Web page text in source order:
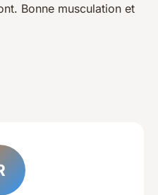
Bonne musculation et